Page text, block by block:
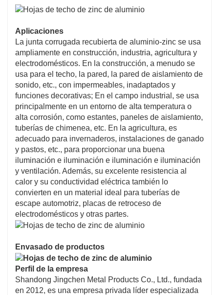
Aplicaciones
La junta corrugada recubierta de aluminio-zinc se usa
ampliamente en construcción, industria, agricultura y
electrodomésticos. En la construcción, a menudo se
usa para el techo, la pared, la pared de aislamiento de
sonido, etc., con impermeables, inadaptados y
funciones decorativas; En el campo industrial, se usa
principalmente en un entorno de alta temperatura o
alta corrosión, como estantes, paneles de aislamiento,
tuberías de chimenea, etc. En la agricultura, es
adecuado para invernaderos, instalaciones de ganado
y pastos, etc., para proporcionar una buena
iluminación e iluminación e iluminación e iluminación
y ventilación. Además, su excelente resistencia al
calor y su conductividad eléctrica también lo
convierten en un material ideal para tuberías de
escape automotriz, placas de retroceso de
electrodomésticos y otras partes.
Envasado de productos
Perfil de la empresa
Shandong Jingchen Metal Products Co., Ltd., fundada
en 2012, es una empresa privada líder especializada